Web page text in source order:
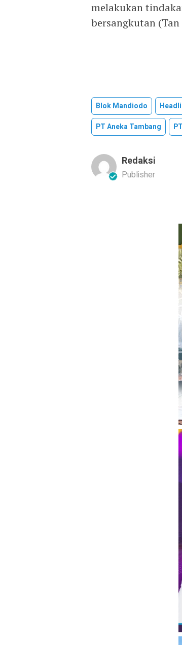
melakukan
bersangkutan (Tan
Blok Mandiodo
PT Aneka Tambang
Redaksi
Publisher